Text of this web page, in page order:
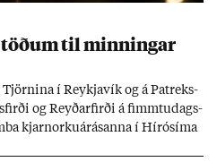
til minn­ing­ar
í Reykja­vík og á Pat­reks­
og Reyð­ar­firði á fimmtu­dags­
kjarn­orku­árás­anna í Hírósíma